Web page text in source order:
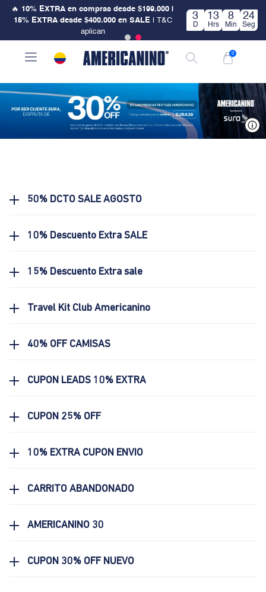
🔥 10% EXTRA en compras desde $199.000 |
15% EXTRA desde $400.000 en SALE| T&C
aplican
3
D
13
Hrs
8
Min
23
Seg
0
50% DCTO SALE AGOSTO
10% Descuento Extra SALE
15% Descuento Extra sale
Travel Kit Club Americanino
40% OFF CAMISAS
CUPON LEADS 10% EXTRA
CUPON 25% OFF
10% EXTRA CUPON ENVIO
CARRITO ABANDONADO
AMERICANINO 30
CUPON 30% OFF NUEVO